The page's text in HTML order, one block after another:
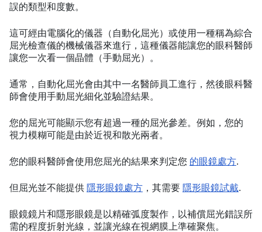
誤的類型和度數。
這可經由電腦化的儀器（自動化屈光）或使用一種稱為綜合
屈光檢查儀的機械儀器來進行，這種儀器能讓您的眼科醫師
讓您一次看一個晶體（手動屈光）。
通常，自動化屈光會由其中一名醫師員工進行，然後眼科醫
師會使用手動屈光細化並驗證結果。
您的屈光可能顯示您有超過一種的屈光參差。例如，您的
視力模糊可能是由於近視和散光兩者。
您的眼科醫師會使用您屈光的結果來判定您 的眼鏡處方.
但屈光並不能提供 隱形眼鏡處方 ，其需要 隱形眼鏡試戴.
眼鏡鏡片和隱形眼鏡是以精確弧度製作，以補償屈光錯誤所
需的程度折射光線，並讓光線在視網膜上準確聚焦。